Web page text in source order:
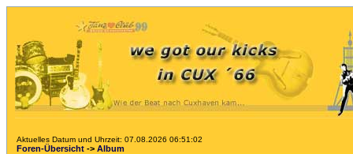
Aktuelles Datum und Uhrzeit: 07.08.2026 06:51:02
Foren-Übersicht -> Album